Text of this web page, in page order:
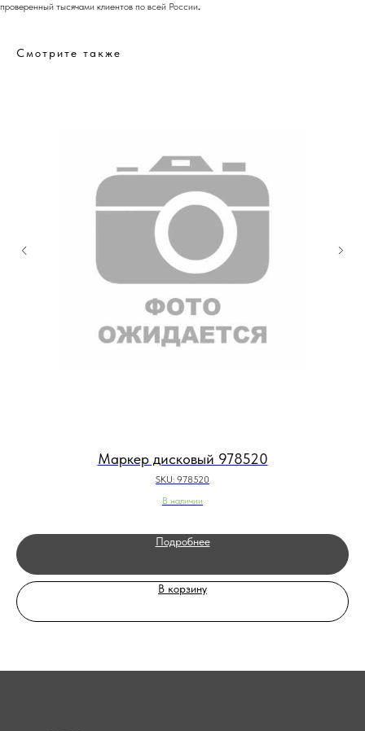
проверенный тысячами клиентов по всей России.
Смотрите также
Маркер дисковый 978520
SKU: 978520
В наличии
Подробнее
В корзину